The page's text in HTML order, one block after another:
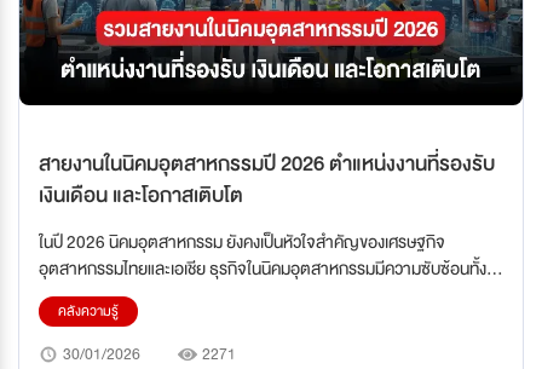
สายงานในนิคมอุตสาหกรรมปี 2026 ตำแหน่งงานที่รองรับ
เงินเดือน และโอกาสเติบโต
ในปี 2026 นิคมอุตสาหกรรม ยังคงเป็นหัวใจสำคัญของเศรษฐกิจ
อุตสาหกรรมไทยและเอเชีย ธุรกิจในนิคมอุตสาหกรรมมีความซับซ้อนทั้งใน
ด้าน การผลิต, การประกันคุณภาพ, วิศวกรรม, การตลาด, การขาย และ
ระบบ IT ทำให้ทุกสายงานมีบทบาทสำคัญในการสร้าง ประสิทธิภาพ,
ผลผลิต, ความพึงพอใจลูกค้า และความได้เปรียบทางการแข่งขัน
คลังความรู้
30/01/2026 2271